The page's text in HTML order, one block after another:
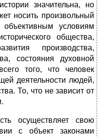
значительна, но
носить произвольный
условиям
общества,
производства,
состояния духовной
того, что человек
деятельности людей,
То, что не зависит от
осуществляет свою
с объект законами